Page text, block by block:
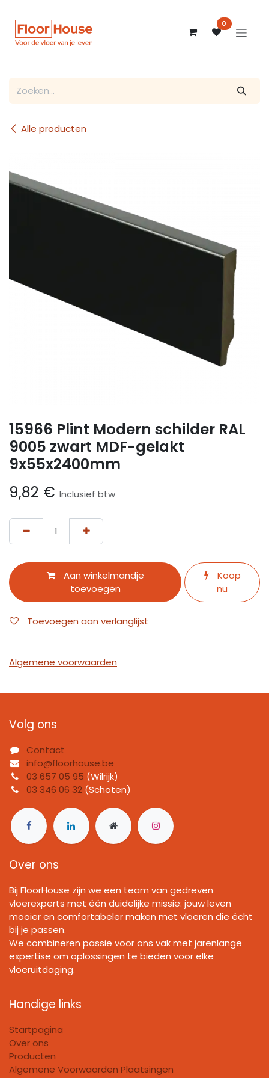
0
Alle producten
15966 Plint Modern schilder RAL
9005 zwart MDF-gelakt
9x55x2400mm
9,82 € Inclusief btw
Aan winkelmandje
toevoegen
Koop
nu
Toevoegen aan verlanglijst
Algemene voorwaarden
Volg ons
Contact
info@floorhouse.be
03 657 05 95 (Wilrijk)
03 346 06 32 (Schoten)
Over ons
Bij FloorHouse zijn we een team van gedreven
vloerexperts met één duidelijke missie: jouw leven
mooier en comfortabeler maken met vloeren die écht
bij je passen.
We combineren passie voor ons vak met jarenlange
expertise om oplossingen te bieden voor elke
vloeruitdaging.
Handige links
Startpagina
Over ons
Producten
Algemene Voorwaarden Plaatsingen